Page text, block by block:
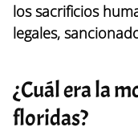
los sacrificios
legales,
¿Cuál era la
floridas?